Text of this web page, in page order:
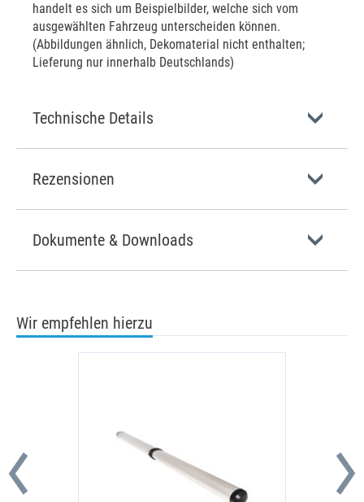
handelt es sich um Beispielbilder, welche sich vom
ausgewählten Fahrzeug unterscheiden können.
(Abbildungen ähnlich, Dekomaterial nicht enthalten;
Lieferung nur innerhalb Deutschlands)
Technische Details
Rezensionen
Dokumente & Downloads
Wir empfehlen hierzu